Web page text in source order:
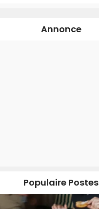
Annonce
Populaire Postes